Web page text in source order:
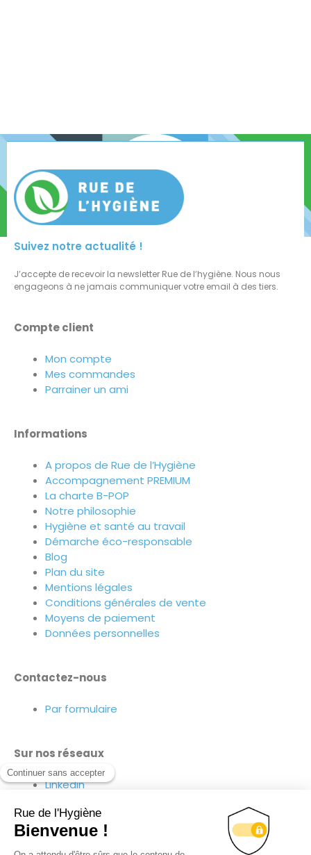
Suivez notre actualité !
J’accepte de recevoir la newsletter Rue de l’hygiène. Nous nous
engageons à ne jamais communiquer votre email à des tiers.
Compte client
Mon compte
Mes commandes
Parrainer un ami
Informations
A propos de Rue de l’Hygiène
Accompagnement PREMIUM
La charte B-POP
Notre philosophie
Hygiène et santé au travail
Démarche éco-responsable
Blog
Plan du site
Mentions légales
Conditions générales de vente
Moyens de paiement
Données personnelles
Contactez-nous
Par formulaire
Sur nos réseaux
Linkedin
Youtube